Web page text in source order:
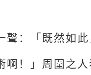
聲：「既然如
啊！」周圍之